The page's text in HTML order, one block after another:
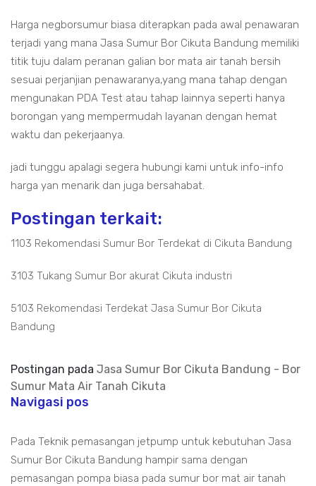
Harga negborsumur biasa diterapkan pada awal penawaran
terjadi yang mana Jasa Sumur Bor Cikuta Bandung memiliki
titik tuju dalam peranan galian bor mata air tanah bersih
sesuai perjanjian penawaranya,yang mana tahap dengan
mengunakan PDA Test atau tahap lainnya seperti hanya
borongan yang mempermudah layanan dengan hemat
waktu dan pekerjaanya.
jadi tunggu apalagi segera hubungi kami untuk info-info
harga yan menarik dan juga bersahabat.
Postingan terkait:
1103 Rekomendasi Sumur Bor Terdekat di Cikuta Bandung
3103 Tukang Sumur Bor akurat Cikuta industri
5103 Rekomendasi Terdekat Jasa Sumur Bor Cikuta
Bandung
Postingan pada Jasa Sumur Bor Cikuta Bandung - Bor
Sumur Mata Air Tanah Cikuta
Navigasi pos
Pada Teknik pemasangan jetpump untuk kebutuhan Jasa
Sumur Bor Cikuta Bandung hampir sama dengan
pemasangan pompa biasa pada sumur bor mat air tanah